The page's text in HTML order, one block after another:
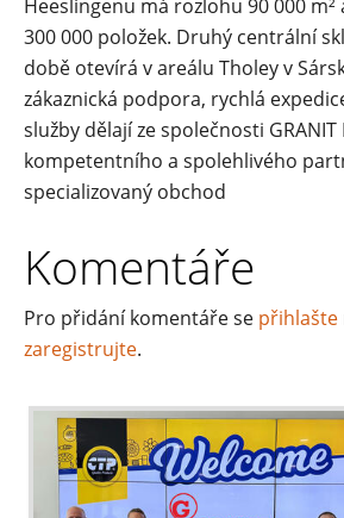
Heeslingenu má rozlohu 90 000
300 000 položek. Druhý centrální
době otevírá v areálu Tholey v
zákaznická podpora, rychlá
služby dělají ze společnosti GRANIT
kompetentního a spolehlivého
specializovaný obchod
Komentáře
Pro přidání komentáře se přihlašte
zaregistrujte.